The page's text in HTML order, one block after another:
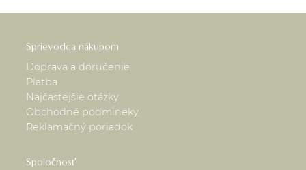
Sprievodca nákupom
Doprava a doručenie
Platba
Najčastejšie otázky
Obchodné podmineky
Reklamačný poriadok
Spoločnosť